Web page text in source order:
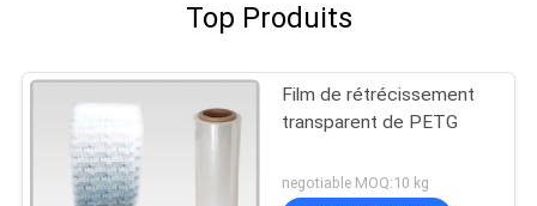
Top Produits
Film de rétrécissement
transparent de PETG
negotiable MOQ:10 kg